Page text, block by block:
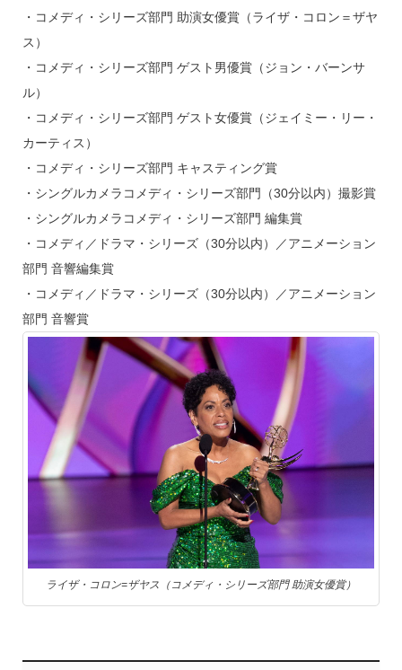
・コメディ・シリーズ部門 助演女優賞（ライザ・コロン＝ザヤ
ス）
・コメディ・シリーズ部門 ゲスト男優賞（ジョン・バーンサ
ル）
・コメディ・シリーズ部門 ゲスト女優賞（ジェイミー・リー・
カーティス）
・コメディ・シリーズ部門 キャスティング賞
・シングルカメラコメディ・シリーズ部門（30分以内）撮影賞
・シングルカメラコメディ・シリーズ部門 編集賞
・コメディ／ドラマ・シリーズ（30分以内）／アニメーション
部門 音響編集賞
・コメディ／ドラマ・シリーズ（30分以内）／アニメーション
部門 音響賞
ライザ・コロン=ザヤス（コメディ・シリーズ部門 助演女優賞）